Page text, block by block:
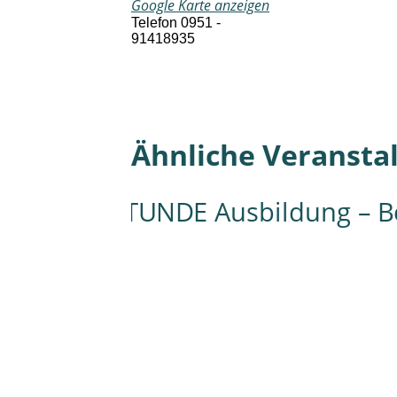
Google Karte anzeigen
Telefon 0951 -
91418935
Ähnliche